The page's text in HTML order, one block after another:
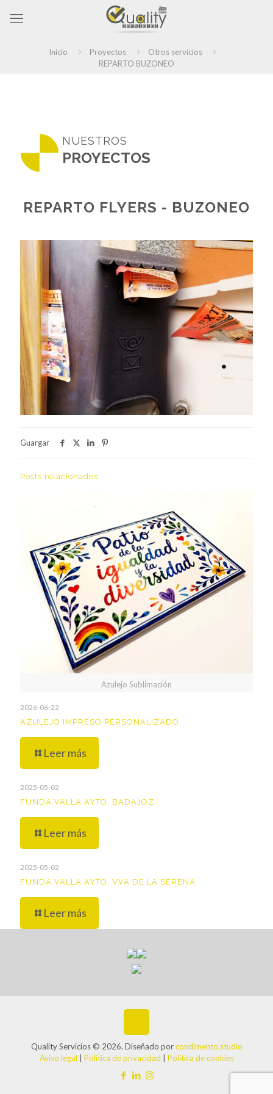
Inicio Proyectos
Otros servicios
REPARTO BUZONEO
NUESTROS
PROYECTOS
REPARTO FLYERS - BUZONEO
Guargar
Posts relacionados
Azulejo Sublimación
2026-06-22
AZULEJO IMPRESO PERSONALIZADO
Leer más
2025-05-02
FUNDA VALLA AYTO. BADAJOZ
Leer más
2025-05-02
FUNDA VALLA AYTO. VVA DE LA SERENA
Leer más
Quality Servicios © 2026. Diseñado porcondimento.studio
Aviso legal
Política de privacidad Política de cookies